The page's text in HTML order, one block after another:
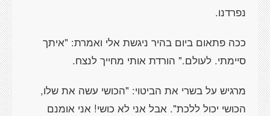
נפרדנו.
ככה פתאום ביום בהיר ניגשת אלי ואמרת: "איתך
סיימתי. לעולם." הורדת אותי מחייך לנצח.
מרגיש על בשרי את הביטוי: "הכושי עשה את שלו,
הכושי יכול ללכת". אבל אני לא כושי! אני אומנם